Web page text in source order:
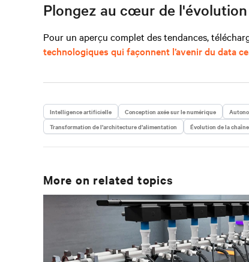
Plongez au cœur de
Pour un aperçu complet des tendances,
technologiques qui façonnent l’avenir du data
Intelligence artificielle Conception axée sur le numérique
Transformation de l’architecture d’alimentation
Évolution de la
More on related topics